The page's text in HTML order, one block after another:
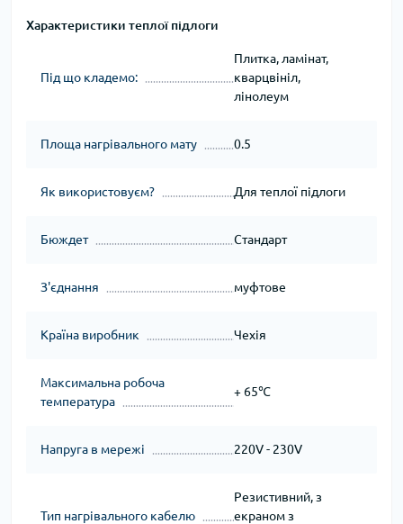
Характеристики теплої підлоги
Під що кладемо:
Плитка, ламінат,
кварцвініл,
лінолеум
Площа нагрівального мату 0.5
Як використовуєм? Для теплої підлоги
Бюждет Стандарт
З'єднання муфтове
Країна виробник Чехія
Максимальна робоча
температура
+ 65℃
Напруга в мережі 220V - 230V
Тип нагрівального кабелю
Резистивний, з
екраном з